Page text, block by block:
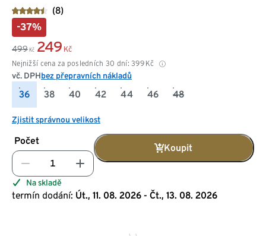
(8)
-37%
499 Kč 249 Kč
Nejnižší cena za posledních 30 dní: 399 Kč
vč. DPHbez přepravních nákladů
36 38 40 42 44 46 48
Zjistit správnou velikost
Počet
Koupit
Na skladě
termín dodání: Út., 11. 08. 2026 - Čt., 13. 08. 2026